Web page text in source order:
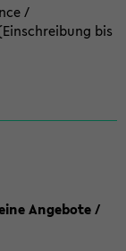
/
bis
Angebote /